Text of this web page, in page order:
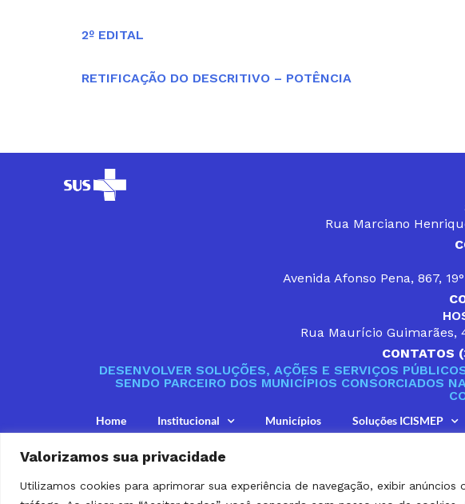
Valorizamos sua privacidade
Utilizamos cookies para aprimorar sua experiência de navegação, exibir
2º EDITAL
RETIFICAÇÃO DO DESCRITIVO – POTÊNCIA
Rua Marciano
Avenida Afonso Pena, 867,
Rua Maurício Guimarães,
CONTATOS
DESENVOLVER SOLUÇÕES, AÇÕES E SERVIÇOS
SENDO PARCEIRO DOS MUNICÍPIOS CONSORCIADOS
Home Institucional Municípios Soluções ICISMEP